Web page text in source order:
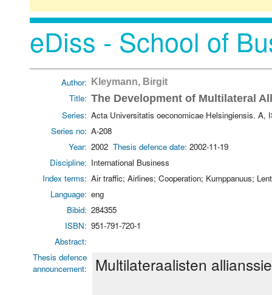
eDiss - School of
Author: Kleymann, Birgit
Title: The Development of Multilateral
Series: Acta Universitatis oeconomicae Helsingiensis. A,
Series no: A-208
Year: 2002 Thesis defence date: 2002-11-19
Discipline: International Business
Index terms: Air traffic; Airlines; Cooperation; Kumppanuus;
Language: eng
Bibid: 284355
ISBN: 951-791-720-1
Abstract:
Thesis defence
announcement:
Multilateraalisten